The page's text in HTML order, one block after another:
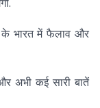
के भारत में फैलाव और
अभी कई सारी बातें